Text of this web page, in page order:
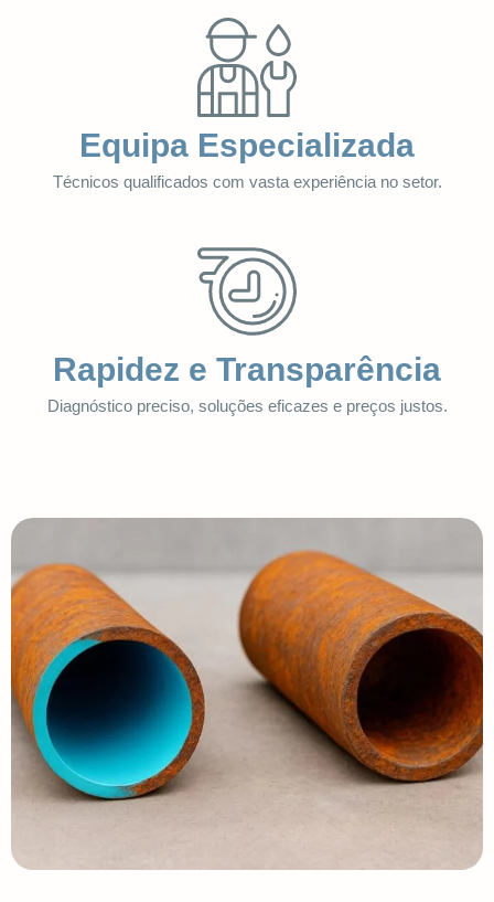
Equipa Especializada
Técnicos qualificados com vasta experiência no setor.
Rapidez e Transparência
Diagnóstico preciso, soluções eficazes e preços justos.